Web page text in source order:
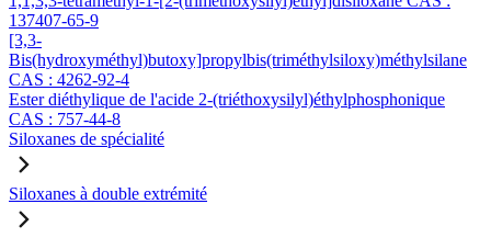
137407-65-9
[3,3-
Bis(hydroxyméthyl)butoxy]propylbis(triméthylsiloxy)méthylsilane
CAS : 4262-92-4
Ester diéthylique de l'acide 2-(triéthoxysilyl)éthylphosphonique
CAS : 757-44-8
Siloxanes de spécialité
Siloxanes à double extrémité